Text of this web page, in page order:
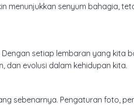
menunjukkan senyum bahagia,
setiap lembaran yang kita
dan evolusi dalam kehidupan kita.
sebenarnya. Pengaturan foto,